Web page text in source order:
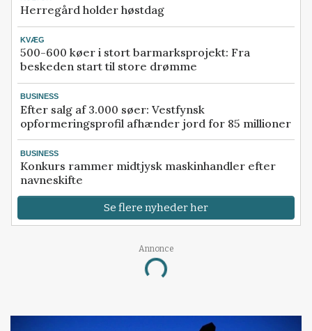
Herregård holder høstdag
KVÆG
500-600 køer i stort barmarksprojekt: Fra
beskeden start til store drømme
BUSINESS
Efter salg af 3.000 søer: Vestfynsk
opformeringsprofil afhænder jord for 85 millioner
BUSINESS
Konkurs rammer midtjysk maskinhandler efter
navneskifte
Se flere nyheder her
Annonce
Loading...